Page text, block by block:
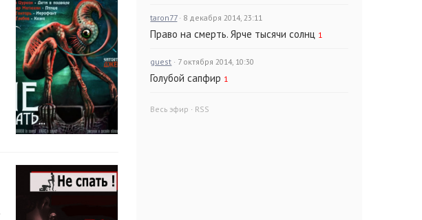
taron77 · 8 декабря 2014, 23:11
Право на смерть. Ярче тысячи солнц 1
guest · 7 октября 2014, 10:30
Голубой сапфир 1
Весь эфир · RSS